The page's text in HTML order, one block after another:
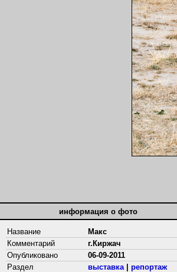
информация о фото
Название
Макс
Комментарий
г.Киржач
Опубликовано
06-09-2011
Раздел
выставка| репортаж